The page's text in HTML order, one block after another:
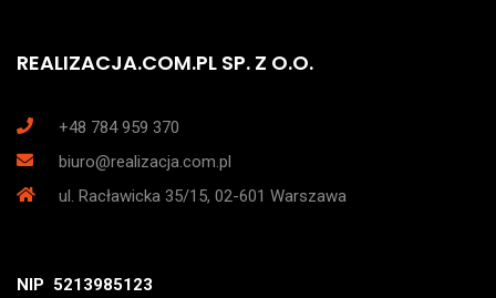
REALIZACJA.COM.PL SP. Z O.O.
+48 784 959 370
biuro@realizacja.com.pl
ul. Racławicka 35/15, 02-601 Warszawa
NIP 5213985123